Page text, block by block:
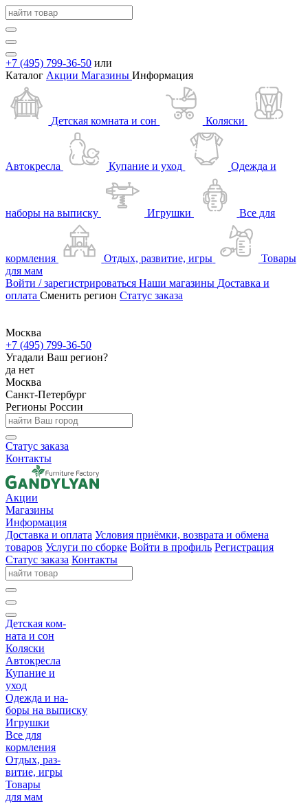
+7 (495) 799-36-50 или
Каталог Акции Магазины Информация
Детская комната и сон Коляски
Автокресла Купание и уход Одежда и
наборы на выписку Игрушки Все для
кормления Отдых, развитие, игры
Товары
для мам
Войти / зарегистрироваться Наши магазины Доставка и
оплата Сменить регион Статус заказа
Москва
+7 (495) 799-36-50
Угадали Ваш регион?
да нет
Москва
Санкт-Петербург
Регионы России
Статус заказа
Контакты
Акции
Магазины
Информация
Доставка и оплата Условия приёмки, возврата и обмена
товаров Услуги по сборке Войти в профиль Регистрация
Статус заказа Контакты
Детская ком-
ната и сон
Коляски
Автокресла
Купание и
уход
Одежда и на-
боры на выписку
Игрушки
Все для
кормления
Отдых, раз-
витие, игры
Товары
для мам